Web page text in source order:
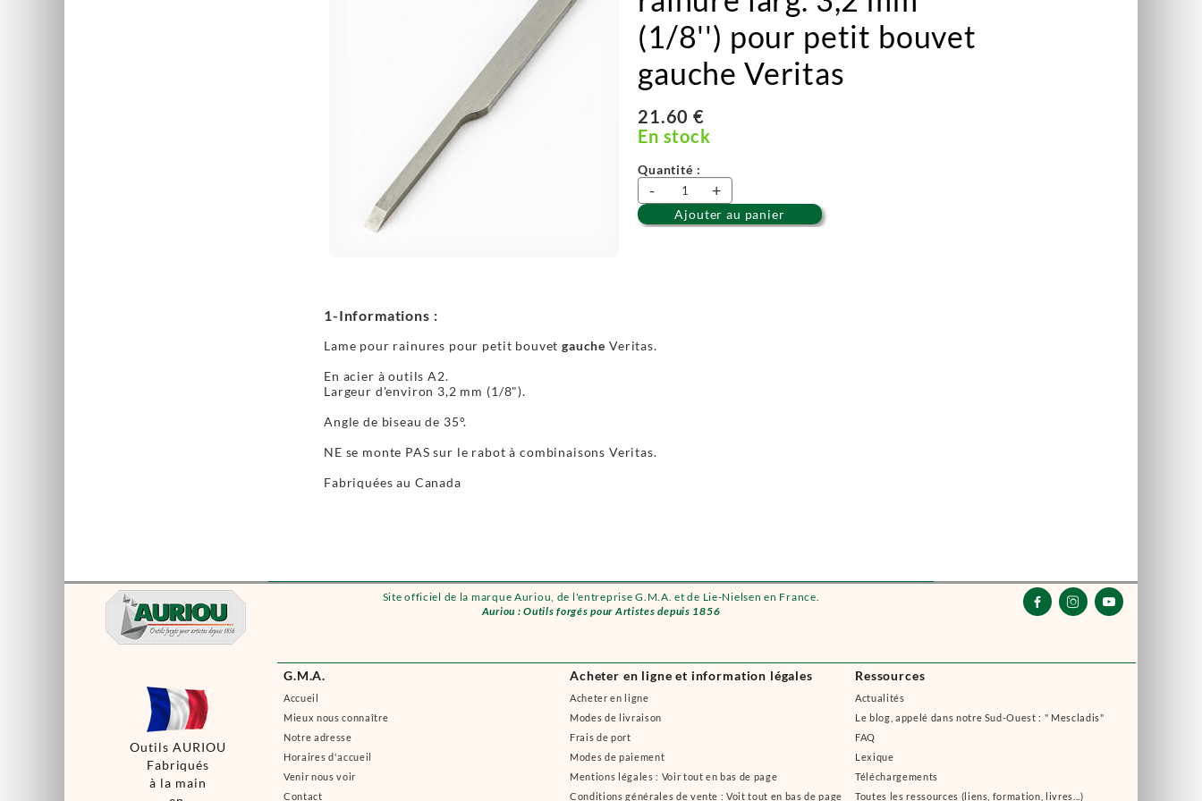
Site officiel de la marque Auriou, de l'entreprise G.M.A. et de Lie-Nielsen en France.
Auriou : Outils forgés pour Artistes depuis 1856
G.M.A.
Accueil
Mieux nous connaître
Notre adresse
Horaires d'accueil
Venir nous voir
Contact
Acheter en ligne et information légales
Acheter en ligne
Modes de livraison
Frais de port
Modes de paiement
Mentions légales : Voir tout en bas de page
Conditions générales de vente : Voit tout en bas de page
Ressources
Actualités
Le blog, appelé dans notre Sud-Ouest : " Mescladis"
FAQ
Lexique
Téléchargements
Toutes les ressources (liens, formation, livres...)
  
Outils AURIOU
Fabriqués
à la main
(1/8'') pour petit bouvet
gauche Veritas
21.60 €
En stock
Quantité :
- +
Ajouter au panier
1-Informations :
Lame pour rainures pour petit bouvetgauche Veritas.
En acier à outils A2.
Largeur d'environ 3,2 mm (1/8").
Angle de biseau de 35°.
NE se monte PAS sur le rabot à combinaisons Veritas.
Fabriquées au Canada